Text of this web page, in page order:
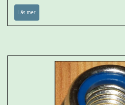
Läs mer